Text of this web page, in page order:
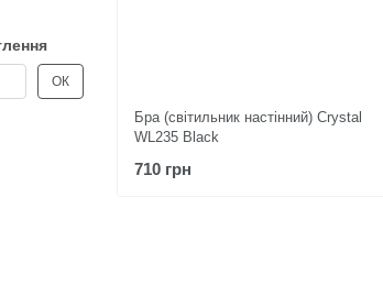
Бра (світильник настінний) Crystal
WL235 Black
710 грн
ОК